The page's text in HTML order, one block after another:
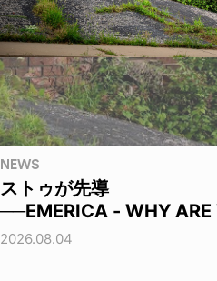
NEWS
ストゥが先導
──EMERICA - WHY ARE
2026.08.04